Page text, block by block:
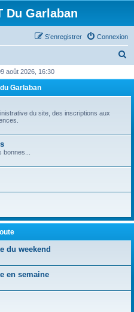
Du Garlaban
Connexion
S’enregistrer
h
e
août 2026, 16:30
Garlaban
du site, des inscriptions aux
du weekend
en semaine